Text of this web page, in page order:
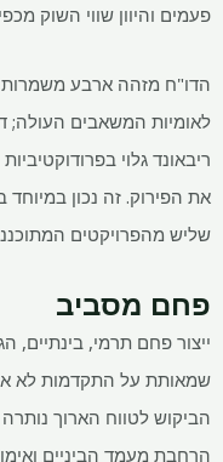
פעמים והיוון שווי השוק מכפיל
הדו"ח מזהה ארבע
את הפירוק. זה נכון
שליש מהפרויקטים
פחם מסביב
ייצור פחם תרמי, בינתיים,
שמאותת על התקדמות לא
הביקוש לטווח הארוך נותרה
הרחבת מעמד הביניים